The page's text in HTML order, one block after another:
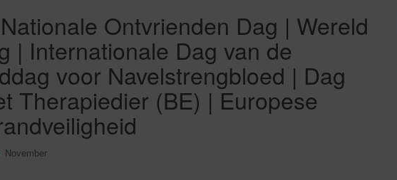
Ontvrienden Dag | Wereld
| Internationale Dag van de
voor Navelstrengbloed | Dag
Therapiedier (BE) | Europese
November